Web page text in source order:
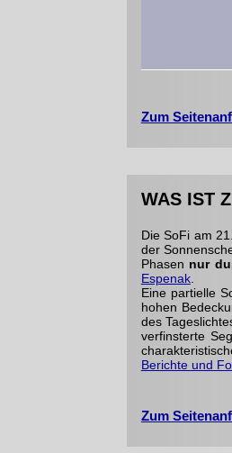
Zum
WAS IST
Die SoFi am
der
Phasen nur
Espenak.
Eine partielle
hohen
des
verfinsterte
Berichte und
Zum